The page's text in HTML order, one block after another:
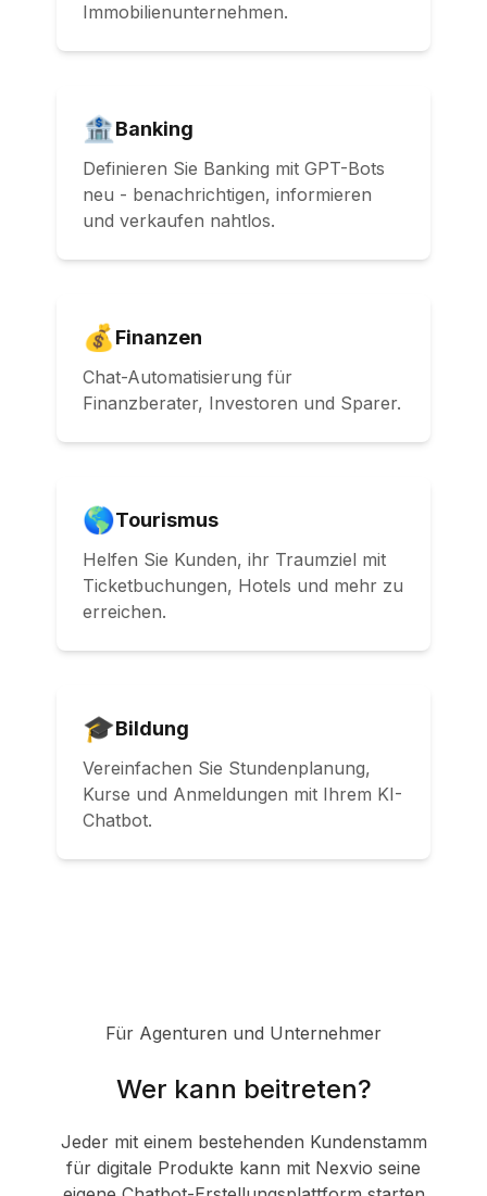
Immobilienunternehmen.
🏦Banking
Definieren Sie Banking mit GPT-Bots
neu - benachrichtigen, informieren
und verkaufen nahtlos.
💰Finanzen
Chat-Automatisierung für
Finanzberater, Investoren und Sparer.
🌎Tourismus
Helfen Sie Kunden, ihr Traumziel mit
Ticketbuchungen, Hotels und mehr zu
erreichen.
🎓Bildung
Vereinfachen Sie Stundenplanung,
Kurse und Anmeldungen mit Ihrem KI-
Chatbot.
Für Agenturen und Unternehmer
Wer kann beitreten?
Jeder mit einem bestehenden Kundenstamm
für digitale Produkte kann mit Nexvio seine